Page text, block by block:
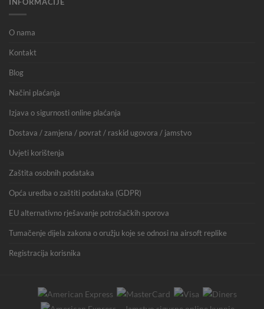
O nama
Kontakt
Blog
Načini plaćanja
Izjava o sigurnosti online plaćanja
Dostava / zamjena / povrat / raskid ugovora / jamstvo
Uvjeti korištenja
Zaštita osobnih podataka
Opća uredba o zaštiti podataka (GDPR)
EU alternativno rješavanje potrošačkih sporova
Tumačenje dijela zakona o oružju koje se odnosi na airsoft replike
Registracija korisnika